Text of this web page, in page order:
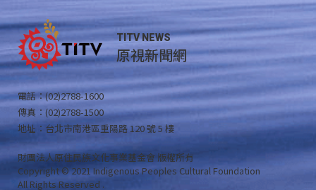
TITV NEWS
原視新聞網
電話：(02)2788-1600
傳真：(02)2788-1500
地址：台北市南港區重陽路 120 號 5 樓
財團法人原住民族文化事業基金會 版權所有
Copyright © 2021 Indigenous Peoples Cultural Foundation
All Rights Reserved .